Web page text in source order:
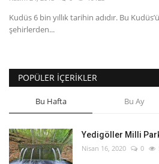
English Turkish
Kudüs 6 bin yıllık tarihin adıdır. Bu
şehirlerden...
POPÜLER İÇERIKLER
Bu Hafta Bu Ay
Yedigöller Milli
Nisan 16, 2020 0